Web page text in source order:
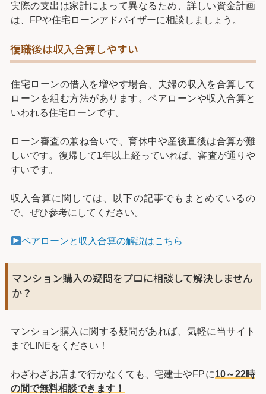
実際の支出は家計によって異なるため、詳しい資金計画
は、FPや住宅ローンアドバイザーに相談しましょう。
復職後は収入合算しやすい
住宅ローンの借入を増やす場合、夫婦の収入を合算して
ローンを組む方法があります。ペアローンや収入合算と
いわれる住宅ローンです。
ローン審査の兼ね合いで、育休中や産後直後は合算が難
しいです。復帰して1年以上経っていれば、審査が通りや
すいです。
収入合算に関しては、以下の記事でもまとめているの
で、ぜひ参考にしてください。
ペアローンと収入合算の解説はこちら
マンション購入の疑問をプロに相談して解決しません
か？
マンション購入に関する疑問があれば、気軽に当サイト
までLINEをください！
わざわざお店まで行かなくても、宅建士やFPに10～22時
の間で無料相談できます！